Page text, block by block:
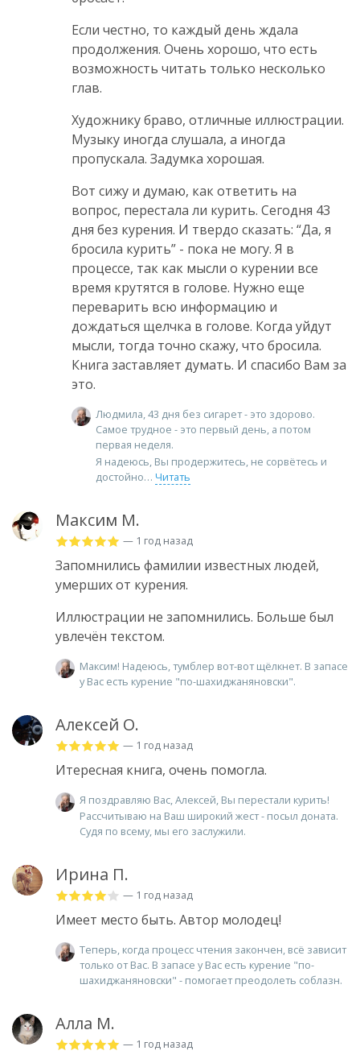
Если честно, то каждый день ждала
продолжения. Очень хорошо, что есть
возможность читать только несколько
глав.
Художнику браво, отличные иллюстрации.
Музыку иногда слушала, а иногда
пропускала. Задумка хорошая.
Вот сижу и думаю, как ответить на
вопрос, перестала ли курить. Сегодня 43
дня без курения. И твердо сказать: “Да, я
бросила курить” - пока не могу. Я в
процессе, так как мысли о курении все
время крутятся в голове. Нужно еще
переварить всю информацию и
дождаться щелчка в голове. Когда уйдут
мысли, тогда точно скажу, что бросила.
Книга заставляет думать. И спасибо Вам за
это.
Людмила, 43 дня без сигарет - это здорово.
Самое трудное - это первый день, а потом
первая неделя.
Я надеюсь, Вы продержитесь, не сорвётесь и
достойно
Читать
Максим М.
— 1 год назад
Запомнились фамилии известных людей,
умерших от курения.
Иллюстрации не запомнились. Больше был
увлечён текстом.
Максим! Надеюсь, тумблер вот-вот щёлкнет. В запасе
у Вас есть курение "по-шахиджаняновски".
Алексей О.
— 1 год назад
Итересная книга, очень помогла.
Я поздравляю Вас, Алексей, Вы перестали курить!
Рассчитываю на Ваш широкий жест - посыл доната.
Судя по всему, мы его заслужили.
Ирина П.
— 1 год назад
Имеет место быть. Автор молодец!
Теперь, когда процесс чтения закончен, всё зависит
только от Вас. В запасе у Вас есть курение "по-
шахиджаняновски" - помогает преодолеть соблазн.
Алла М.
— 1 год назад